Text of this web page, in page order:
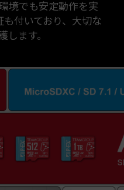
境でも安定動作を実
付いており、大切な
します。